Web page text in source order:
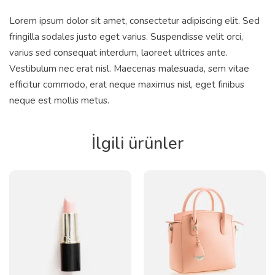
Lorem ipsum dolor sit amet, consectetur adipiscing elit. Sed
fringilla sodales justo eget varius. Suspendisse velit orci,
varius sed consequat interdum, laoreet ultrices ante.
Vestibulum nec erat nisl. Maecenas malesuada, sem vitae
efficitur commodo, erat neque maximus nisl, eget finibus
neque est mollis metus.
İlgili ürünler